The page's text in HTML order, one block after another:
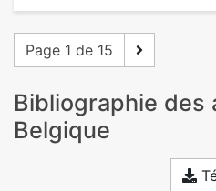
Page 1 de 15
Bibliographie des
Belgique